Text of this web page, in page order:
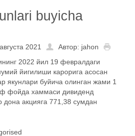
buyicha
2021
Автор: jahon
2022 йил 19 февралдаги
йигилиши карорига асосан
якунлари буйича олинган жами 1
фойда хаммаси дивиденд
дона акцияга 771,38 сумдан